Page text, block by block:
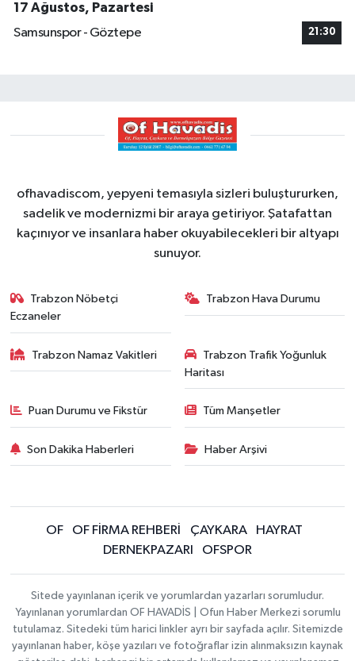
17 Ağustos, Pazartesi
Samsunspor - Göztepe
21:30
ofhavadiscom, yepyeni temasıyla sizleri buluştururken,
sadelik ve modernizmi bir araya getiriyor. Şatafattan
kaçınıyor ve insanlara haber okuyabilecekleri bir altyapı
sunuyor.
Trabzon Nöbetçi
Eczaneler
Trabzon Hava Durumu
Trabzon Namaz Vakitleri
Trabzon Trafik Yoğunluk
Haritası
Puan Durumu ve Fikstür Tüm Manşetler
Son Dakika Haberleri Haber Arşivi
OF OF FİRMA REHBERİ ÇAYKARA
HAYRAT
DERNEKPAZARI
OFSPOR
Sitede yayınlanan içerik ve yorumlardan yazarları sorumludur.
Yayınlanan yorumlardan OF HAVADİS | Ofun Haber Merkezi sorumlu
tutulamaz. Sitedeki tüm harici linkler ayrı bir sayfada açılır. Sitemizde
yayınlanan haber, köşe yazıları ve fotoğraflar izin alınmaksızın kaynak